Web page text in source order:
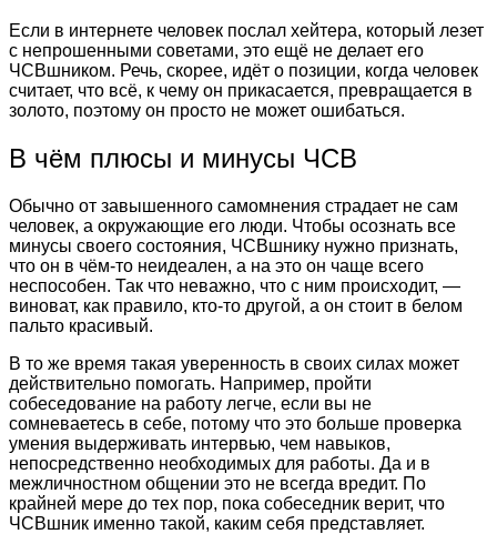
Если в интернете человек послал хейтера, который лезет
с непрошенными советами, это ещё не делает его
ЧСВшником. Речь, скорее, идёт о позиции, когда человек
считает, что всё, к чему он прикасается, превращается в
золото, поэтому он просто не может ошибаться.
В чём плюсы и минусы ЧСВ
Обычно от завышенного самомнения страдает не сам
человек, а окружающие его люди. Чтобы осознать все
минусы своего состояния, ЧСВшнику нужно признать,
что он в чём-то неидеален, а на это он чаще всего
неспособен. Так что неважно, что с ним происходит, —
виноват, как правило, кто-то другой, а он стоит в белом
пальто красивый.
В то же время такая уверенность в своих силах может
действительно помогать. Например, пройти
собеседование на работу легче, если вы не
сомневаетесь в себе, потому что это больше проверка
умения выдерживать интервью, чем навыков,
непосредственно необходимых для работы. Да и в
межличностном общении это не всегда вредит. По
крайней мере до тех пор, пока собеседник верит, что
ЧСВшник именно такой, каким себя представляет.